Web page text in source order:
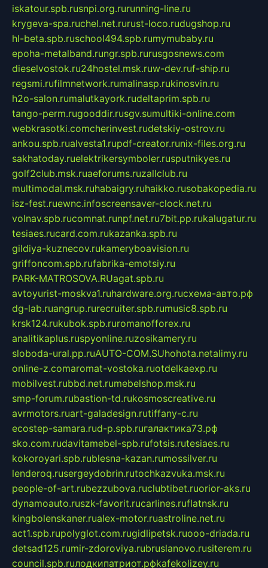
iskatour.spb.rusnpi.org.rurunning-line.ru
krygeva-spa.ruchel.net.rurust-loco.rudugshop.ru
hl-beta.spb.ruschool494.spb.rumymubaby.ru
epoha-metalband.rungr.spb.rurusgosnews.com
dieselvostok.ru24hostel.msk.ruw-dev.ruf-ship.ru
regsmi.rufilmnetwork.rumalinasp.rukinosvin.ru
h2o-salon.rumalutkayork.rudeltaprim.spb.ru
tango-perm.rugooddir.rusgv.sumultiki-online.com
webkrasotki.comcherinvest.rudetskiy-ostrov.ru
ankou.spb.rualvesta1.rupdf-creator.runix-files.org.ru
sakhatoday.ruelektrikersymboler.rusputnikyes.ru
golf2club.msk.ruaeforums.ruzallclub.ru
multimodal.msk.ruhabaigry.ruhaikko.rusobakopedia.ru
isz-fest.ruewnc.infoscreensaver-clock.net.ru
volnav.spb.rucomnat.runpf.net.ru7bit.pp.rukalugatur.ru
tesiaes.rucard.com.rukazanka.spb.ru
gildiya-kuznecov.rukameryboavision.ru
griffoncom.spb.rufabrika-emotsiy.ru
PARK-MATROSOVA.RUagat.spb.ru
avtoyurist-moskva1.ruhardware.org.ruсхема-авто.рф
dg-lab.ruangrup.rurecruiter.spb.rumusic8.spb.ru
krsk124.rukubok.spb.ruromanofforex.ru
analitikaplus.ruspyonline.ruzosikamery.ru
sloboda-ural.pp.ruAUTO-COM.SUhohota.netalimy.ru
online-z.comaromat-vostoka.ruotdelkaexp.ru
mobilvest.rubbd.net.rumebelshop.msk.ru
smp-forum.rubastion-td.rukosmoscreative.ru
avrmotors.ruart-galadesign.rutiffany-c.ru
ecostep-samara.rud-p.spb.ruгалактика73.рф
sko.com.rudavitamebel-spb.rufotsis.rutesiaes.ru
kokoroyari.spb.rublesna-kazan.rumossilver.ru
lenderoq.rusergeydobrin.rutochkazvuka.msk.ru
people-of-art.rubezzubova.ruclubtibet.ruorior-aks.ru
dynamoauto.ruszk-favorit.rucarlines.ruflatnsk.ru
kingbolenskaner.rualex-motor.ruastroline.net.ru
act1.spb.rupolyglot.com.rugidlipetsk.ruooo-driada.ru
detsad125.rumir-zdoroviya.rubruslanovo.rusiterem.ru
council.spb.ruлодкипатриот.рфkafekolizey.ru